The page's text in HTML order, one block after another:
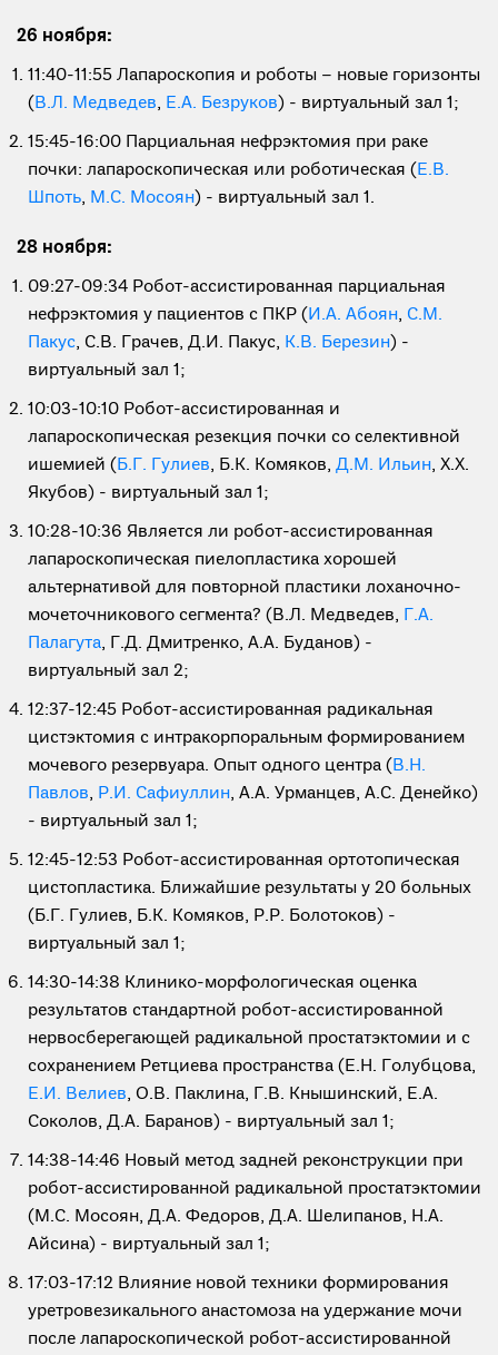
26 ноября:
11:40-11:55 Лапароскопия и роботы – новые горизонты
(В.Л. Медведев, Е.А. Безруков) - виртуальный зал 1;
15:45-16:00 Парциальная нефрэктомия при раке
почки: лапароскопическая или роботическая (Е.В.
Шпоть, М.С. Мосоян) - виртуальный зал 1.
28 ноября:
09:27-09:34 Робот-ассистированная парциальная
нефрэктомия у пациентов с ПКР (И.А. Абоян, С.М.
Пакус, С.В. Грачев, Д.И. Пакус, К.В. Березин) -
виртуальный зал 1;
10:03-10:10 Робот-ассистированная и
лапароскопическая резекция почки со селективной
ишемией (Б.Г. Гулиев, Б.К. Комяков, Д.М. Ильин, Х.Х.
Якубов) - виртуальный зал 1;
10:28-10:36 Является ли робот-ассистированная
лапароскопическая пиелопластика хорошей
альтернативой для повторной пластики лоханочно-
мочеточникового сегмента? (В.Л. Медведев, Г.А.
Палагута, Г.Д. Дмитренко, А.А. Буданов) -
виртуальный зал 2;
12:37-12:45 Робот-ассистированная радикальная
цистэктомия с интракорпоральным формированием
мочевого резервуара. Опыт одного центра (В.Н.
Павлов, Р.И. Сафиуллин, А.А. Урманцев, А.С. Денейко)
- виртуальный зал 1;
12:45-12:53 Робот-ассистированная ортотопическая
цистопластика. Ближайшие результаты у 20 больных
(Б.Г. Гулиев, Б.К. Комяков, Р.Р. Болотоков) -
виртуальный зал 1;
14:30-14:38 Клинико-морфологическая оценка
результатов стандартной робот-ассистированной
нервосберегающей радикальной простатэктомии и с
сохранением Ретциева пространства (Е.Н. Голубцова,
Е.И. Велиев, О.В. Паклина, Г.В. Кнышинский, Е.А.
Соколов, Д.А. Баранов) - виртуальный зал 1;
14:38-14:46 Новый метод задней реконструкции при
робот-ассистированной радикальной простатэктомии
(М.С. Мосоян, Д.А. Федоров, Д.А. Шелипанов, Н.А.
Айсина) - виртуальный зал 1;
17:03-17:12 Влияние новой техники формирования
уретровезикального анастомоза на удержание мочи
после лапароскопической робот-ассистированной